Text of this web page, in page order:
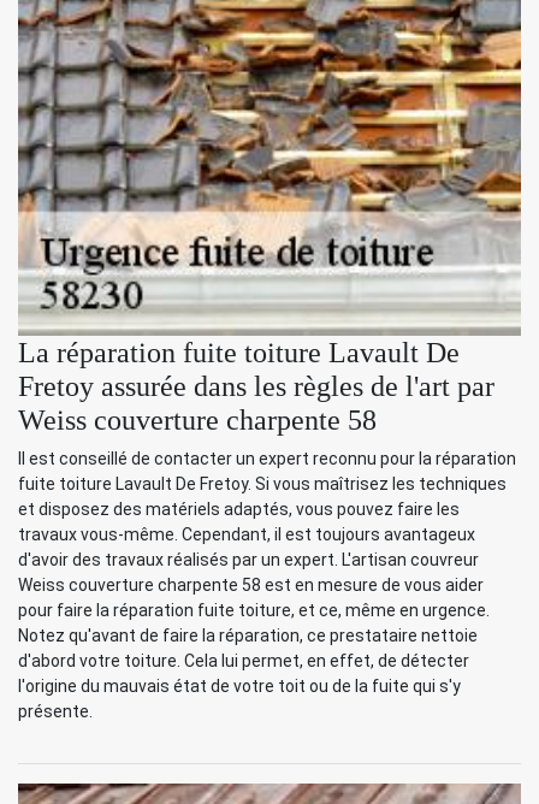
La réparation fuite toiture Lavault De
Fretoy assurée dans les règles de l'art par
Weiss couverture charpente 58
Il est conseillé de contacter un expert reconnu pour la réparation
fuite toiture Lavault De Fretoy. Si vous maîtrisez les techniques
et disposez des matériels adaptés, vous pouvez faire les
travaux vous-même. Cependant, il est toujours avantageux
d'avoir des travaux réalisés par un expert. L'artisan couvreur
Weiss couverture charpente 58 est en mesure de vous aider
pour faire la réparation fuite toiture, et ce, même en urgence.
Notez qu'avant de faire la réparation, ce prestataire nettoie
d'abord votre toiture. Cela lui permet, en effet, de détecter
l'origine du mauvais état de votre toit ou de la fuite qui s'y
présente.